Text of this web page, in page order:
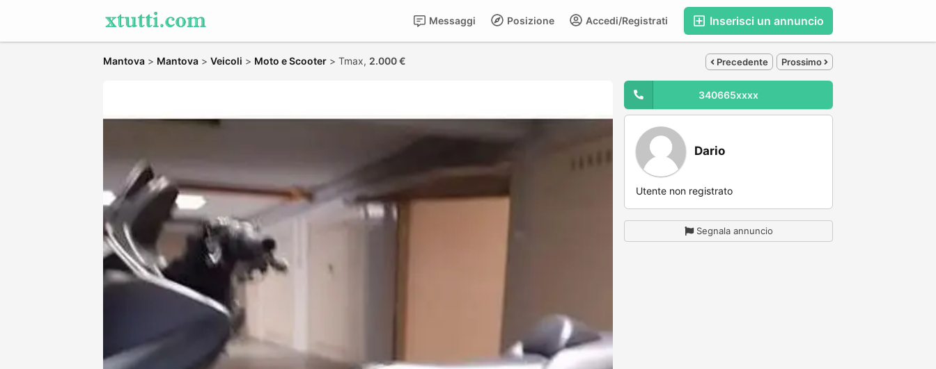
Inserisci un annuncio
Accedi/Registrati
Posizione
Messaggi
Mantova > Mantova > Veicoli > Moto e Scooter > Tmax, 2.000 € Precedente Prossimo
340665xxxx
Dario
Utente non registrato
Segnala annuncio